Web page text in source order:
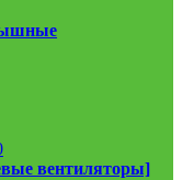
вентиляторы]